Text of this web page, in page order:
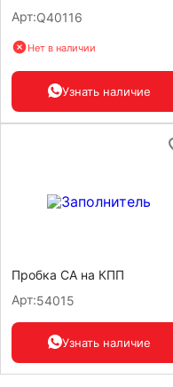
Арт:Q40116
Нет в наличии
Узнать наличие
Пробка СА на КПП
Арт:54015
Узнать наличие